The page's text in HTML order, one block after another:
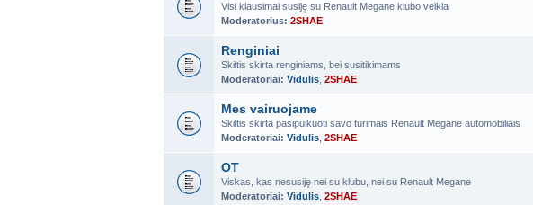
Visi klausimai susiję su Renault Megane klubo veikla
Moderatorius: 2SHAE
Renginiai
Skiltis skirta renginiams, bei susitikimams
Moderatoriai: Vidulis 2SHAE
Mes vairuojame
Skiltis skirta pasipuikuoti savo turimais Renault Megane automobiliais
Moderatoriai: Vidulis 2SHAE
OT
Viskas, kas nesusiję nei su klubu, nei su Renault Megane
Moderatoriai: Vidulis 2SHAE